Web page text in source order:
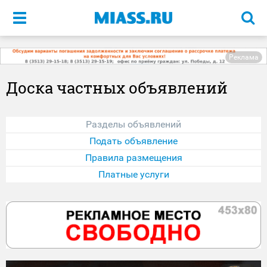
Меню
Реклама
Доска частных объявлений
Разделы объявлений
Подать объявление
Правила размещения
Платные услуги